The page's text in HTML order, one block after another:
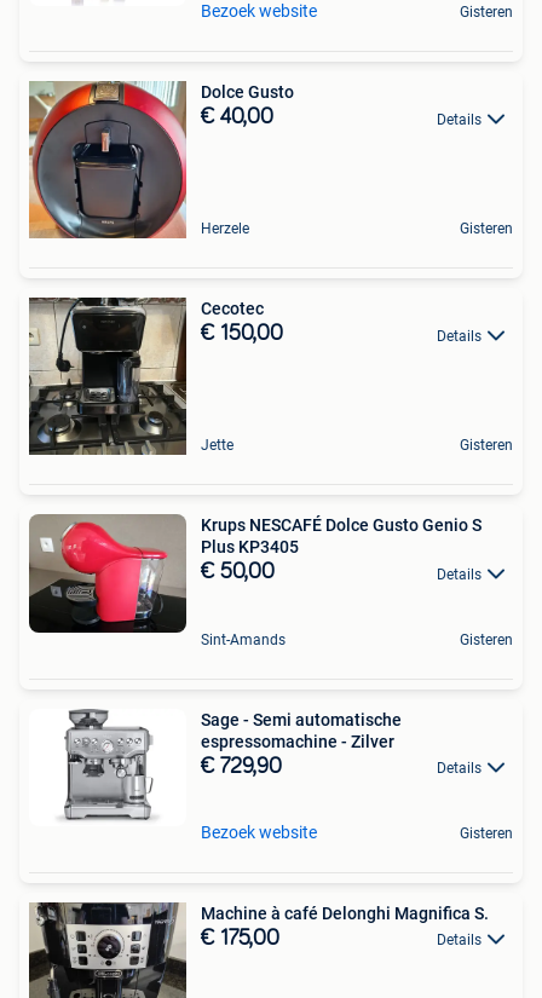
Bezoek website Gisteren
Dolce Gusto
€ 40,00 Details
Herzele Gisteren
Cecotec
€ 150,00 Details
Jette Gisteren
Krups NESCAFÉ Dolce Gusto Genio S
Plus KP3405
€ 50,00 Details
Sint-Amands Gisteren
Sage - Semi automatische
espressomachine - Zilver
€ 729,90 Details
Bezoek website Gisteren
Machine à café Delonghi Magnifica S.
€ 175,00 Details